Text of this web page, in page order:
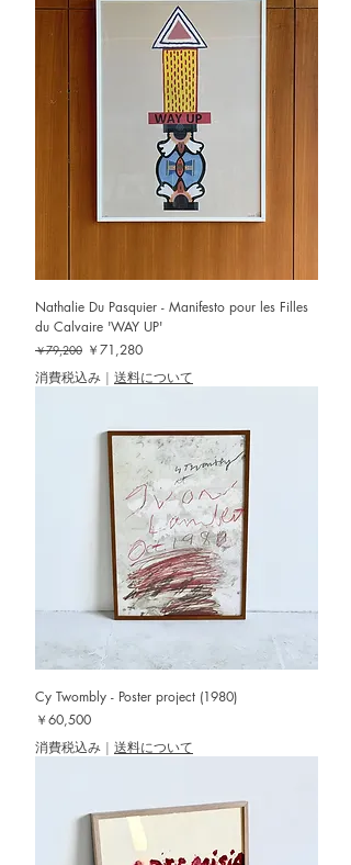
Nathalie Du Pasquier - Manifesto pour les Filles
du Calvaire 'WAY UP'
通常価格
￥79,200 セール価格
￥71,280
消費税込み | 送料について
Cy Twombly - Poster project (1980)
価格
￥60,500
消費税込み | 送料について